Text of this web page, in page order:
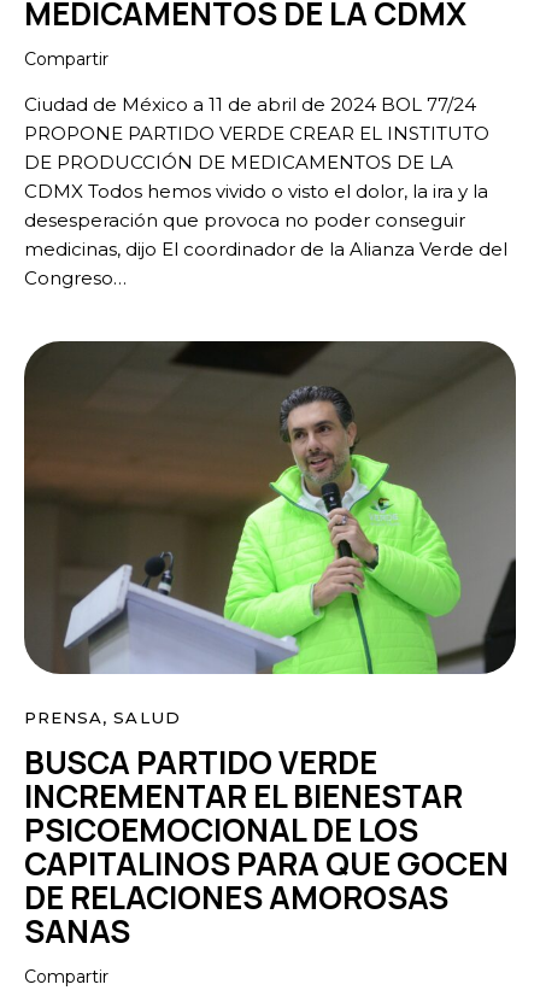
MEDICAMENTOS DE LA CDMX
Compartir
Ciudad de México a 11 de abril de 2024 BOL 77/24
PROPONE PARTIDO VERDE CREAR EL INSTITUTO
DE PRODUCCIÓN DE MEDICAMENTOS DE LA
CDMX Todos hemos vivido o visto el dolor, la ira y la
desesperación que provoca no poder conseguir
medicinas, dijo El coordinador de la Alianza Verde del
Congreso…
PRENSA,SALUD
BUSCA PARTIDO VERDE
INCREMENTAR EL BIENESTAR
PSICOEMOCIONAL DE LOS
CAPITALINOS PARA QUE GOCEN
DE RELACIONES AMOROSAS
SANAS
Compartir